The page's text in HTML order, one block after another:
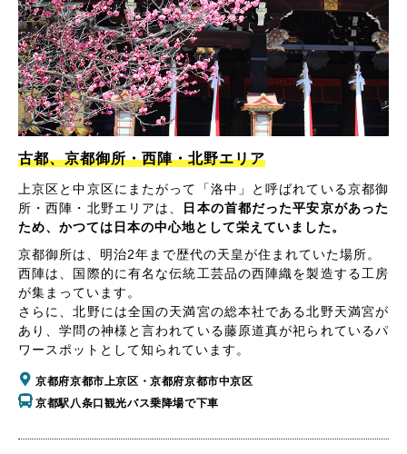
古都、京都御所・西陣・北野エリア
上京区と中京区にまたがって「洛中」と呼ばれている京都御
所・西陣・北野エリアは、
日本の首都だった平安京があった
ため、かつては日本の中心地として栄えていました。
京都御所は、明治2年まで歴代の天皇が住まれていた場所。
西陣は、国際的に有名な伝統工芸品の西陣織を製造する工房
が集まっています。
さらに、北野には全国の天満宮の総本社である北野天満宮が
あり、学問の神様と言われている藤原道真が祀られているパ
ワースポットとして知られています。
京都府京都市上京区・京都府京都市中京区
京都駅八条口観光バス乗降場で下車